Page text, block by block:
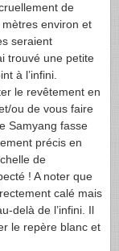
de
mètres environ et
seraient
trouvé une petite
à l’infini.
le revêtement en
ou de vous faire
Samyang fasse
précis en
de
! A noter que
calé mais
delà de l’infini. Il
le repère blanc et